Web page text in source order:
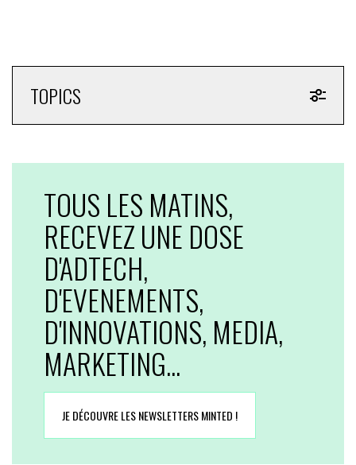
TOPICS
TOUS LES MATINS,
RECEVEZ UNE DOSE
D'ADTECH,
D'EVENEMENTS,
D'INNOVATIONS, MEDIA,
MARKETING...
JE DÉCOUVRE LES NEWSLETTERS MINTED !